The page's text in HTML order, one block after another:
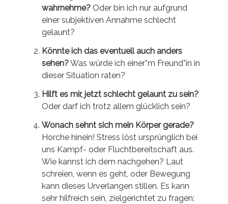
wahrnehme? Oder bin ich nur aufgrund
einer subjektiven Annahme schlecht
gelaunt?
Könnte ich das eventuell auch anders
sehen?Was würde ich einer*m Freund*in in
dieser Situation raten?
Hilft es mir, jetzt schlecht gelaunt zu sein?
Oder darf ich trotz allem glücklich sein?
Wonach sehnt sich mein Körper gerade?
Horche hinein! Stress löst ursprünglich bei
uns Kampf- oder Fluchtbereitschaft aus.
Wie kannst ich dem nachgehen? Laut
schreien, wenn es geht, oder Bewegung
kann dieses Urverlangen stillen. Es kann
sehr hilfreich sein, zielgerichtet zu fragen: